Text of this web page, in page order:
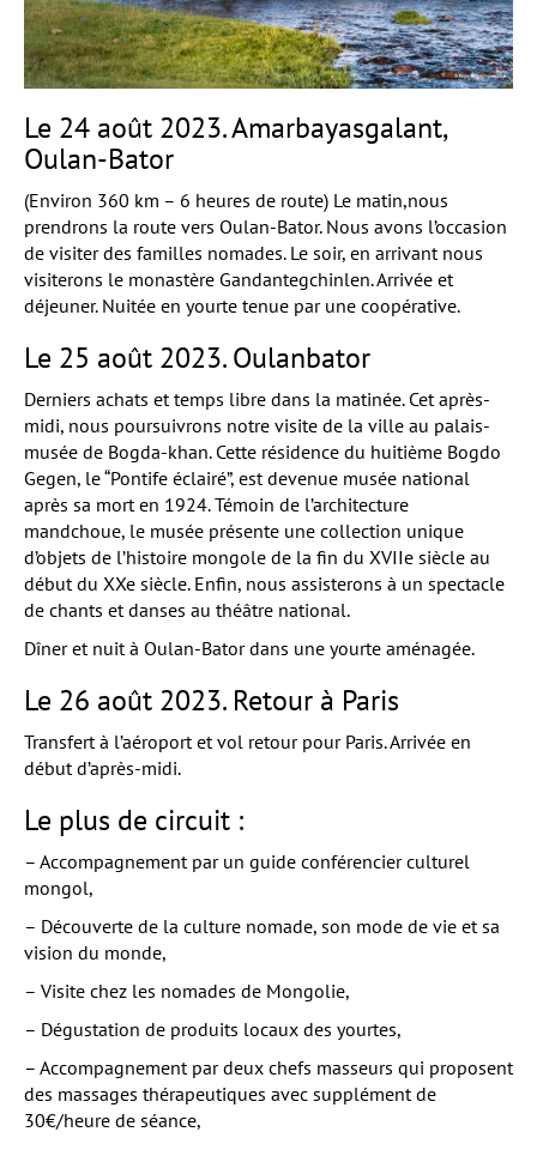
Le 24 août 2023. Amarbayasgalant,
Oulan-Bator
(Environ 360 km – 6 heures de route) Le matin,nous
prendrons la route vers Oulan-Bator. Nous avons l’occasion
de visiter des familles nomades. Le soir, en arrivant nous
visiterons le monastère Gandantegchinlen. Arrivée et
déjeuner. Nuitée en yourte tenue par une coopérative.
Le 25 août 2023. Oulanbator
Derniers achats et temps libre dans la matinée. Cet après-
midi, nous poursuivrons notre visite de la ville au palais-
musée de Bogda-khan. Cette résidence du huitième Bogdo
Gegen, le “Pontife éclairé”, est devenue musée national
après sa mort en 1924. Témoin de l’architecture
mandchoue, le musée présente une collection unique
d’objets de l’histoire mongole de la fin du XVIIe siècle au
début du XXe siècle. Enfin, nous assisterons à un spectacle
de chants et danses au théâtre national.
Dîner et nuit à Oulan-Bator dans une yourte aménagée.
Le 26 août 2023. Retour à Paris
Transfert à l’aéroport et vol retour pour Paris. Arrivée en
début d’après-midi.
Le plus de circuit :
– Accompagnement par un guide conférencier culturel
mongol,
– Découverte de la culture nomade, son mode de vie et sa
vision du monde,
– Visite chez les nomades de Mongolie,
– Dégustation de produits locaux des yourtes,
– Accompagnement par deux chefs masseurs qui proposent
des massages thérapeutiques avec supplément de
30€/heure de séance,